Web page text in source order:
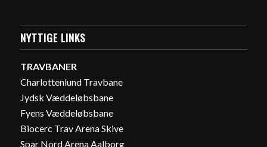
NYTTIGE LINKS
TRAVBANER
Charlottenlund Travbane
Jydsk Væddeløbsbane
Fyens Væddeløbsbane
Biocerc Trav Arena Skive
Spar Nord Arena Aalborg